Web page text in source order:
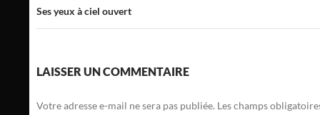
Ses yeux à ciel ouvert
LAISSER UN COMMENTAIRE
Votre adresse e-mail ne sera pas publiée. Les champs